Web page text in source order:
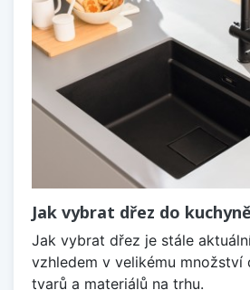
Jak vybrat dřez do kuchyně
Jak vybrat dřez je stále
vzhledem v velikému množství
tvarů a materiálů na trhu.